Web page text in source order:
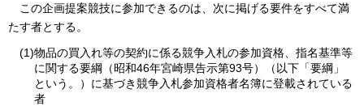
この企画提案競技に参加できるのは、次に掲げる要件をすべて満
たす者とする。
(1)物品の買入れ等の契約に係る競争入札の参加資格、指名基準等
に関する要綱（昭和46年宮崎県告示第93号）（以下「要綱」
という。）に基づき競争入札参加資格者名簿に登載されている
者